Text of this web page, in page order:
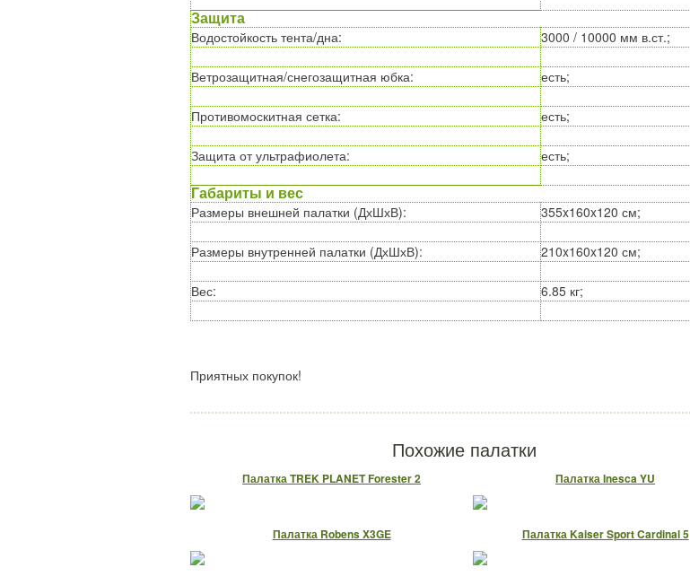
Защита
Водостойкость тента/дна: 3000 / 10000 мм в.ст.;
Ветрозащитная/снегозащитная юбка: есть;
Противомоскитная сетка: есть;
Защита от ультрафиолета: есть;
Габариты и вес
Размеры внешней палатки (ДхШхВ): 355x160x120 см;
Размеры внутренней палатки (ДхШхВ): 210x160x120 см;
Вес: 6.85 кг;
Приятных покупок!
Похожие палатки
Палатка TREK PLANET Forester 2 Палатка Inesca YU
Палатка Robens X3GE Палатка Kaiser Sport Cardinal 5